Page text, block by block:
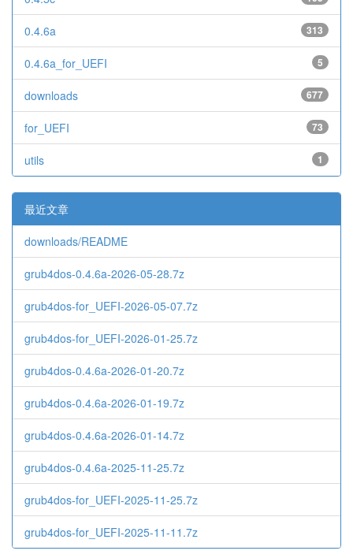
313
0.4.6a
5
0.4.6a_for_UEFI
677
downloads
73
for_UEFI
1
utils
最近文章
downloads/README
grub4dos-0.4.6a-2026-05-28.7z
grub4dos-for_UEFI-2026-05-07.7z
grub4dos-for_UEFI-2026-01-25.7z
grub4dos-0.4.6a-2026-01-20.7z
grub4dos-0.4.6a-2026-01-19.7z
grub4dos-0.4.6a-2026-01-14.7z
grub4dos-0.4.6a-2025-11-25.7z
grub4dos-for_UEFI-2025-11-25.7z
grub4dos-for_UEFI-2025-11-11.7z